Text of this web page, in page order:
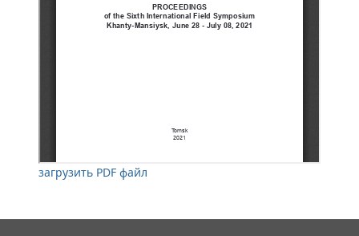
загрузить PDF файл